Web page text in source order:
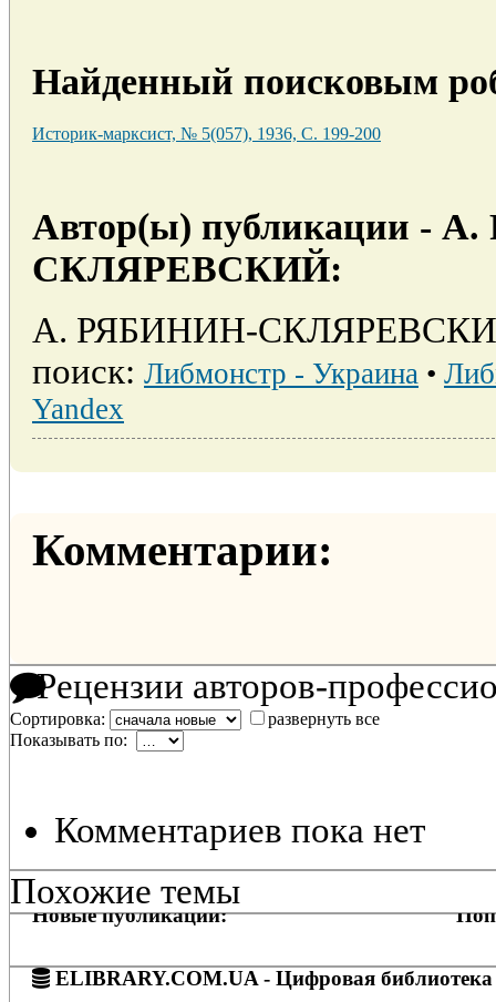
Найденный поисковым
Историк-марксист, № 5(057), 1936, C. 199-200
Автор(ы) публикации -
СКЛЯРЕВСКИЙ:
А. РЯБИНИН-
поиск: Либмонстр - Украина •
Yandex
Комментарии:
Рецензии авторов-
Сортировка:
развернуть все
Показывать по:
Комментариев пока нет
Похожие темы
Новые публикации:
ELIBRARY.COM.UA - Цифровая библиотека